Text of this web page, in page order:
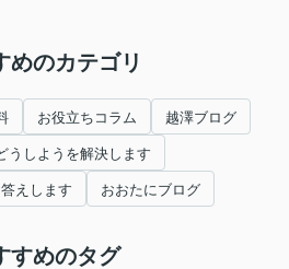
めのカテゴリ
お役立ちコラム 越澤ブログ
うしようを解決します
えします おおたにブログ
すめのタグ